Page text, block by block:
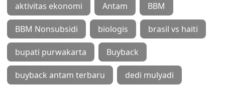
aktivitas ekonomi Antam BBM
BBM Nonsubsidi biologis brasil vs haiti
bupati purwakarta Buyback
buyback antam terbaru dedi mulyadi